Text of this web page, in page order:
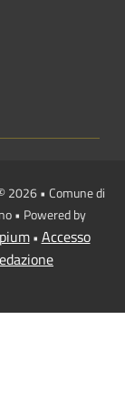
2026 • Comune di
• Powered by
• Accesso